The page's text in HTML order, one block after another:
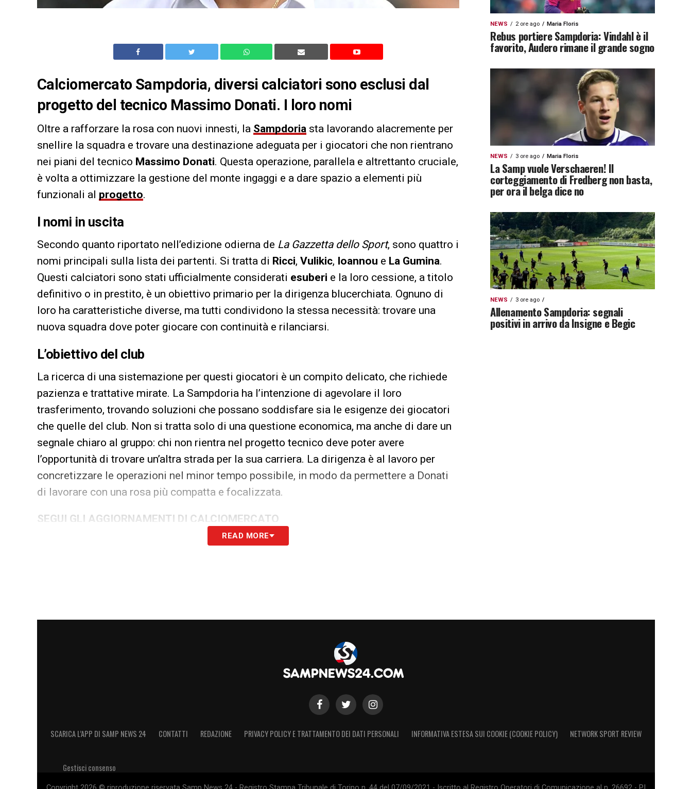
Calciomercato Sampdoria, diversi calciatori sono esclusi dal
progetto del tecnico Massimo Donati. I loro nomi
Oltre a rafforzare la rosa con nuovi innesti, la Sampdoria sta lavorando alacremente per
snellire la squadra e trovare una destinazione adeguata per i giocatori che non rientrano
nei piani del tecnico Massimo Donati. Questa operazione, parallela e altrettanto cruciale,
è volta a ottimizzare la gestione del monte ingaggi e a dare spazio a elementi più
funzionali al progetto.
I nomi in uscita
Secondo quanto riportato nell’edizione odierna de La Gazzetta dello Sport, sono quattro i
nomi principali sulla lista dei partenti. Si tratta di Ricci, Vulikic, Ioannou e La Gumina.
Questi calciatori sono stati ufficialmente considerati esuberi e la loro cessione, a titolo
definitivo o in prestito, è un obiettivo primario per la dirigenza blucerchiata. Ognuno di
loro ha caratteristiche diverse, ma tutti condividono la stessa necessità: trovare una
nuova squadra dove poter giocare con continuità e rilanciarsi.
L’obiettivo del club
La ricerca di una sistemazione per questi giocatori è un compito delicato, che richiede
pazienza e trattative mirate. La Sampdoria ha l’intenzione di agevolare il loro
trasferimento, trovando soluzioni che possano soddisfare sia le esigenze dei giocatori
che quelle del club. Non si tratta solo di una questione economica, ma anche di dare un
segnale chiaro al gruppo: chi non rientra nel progetto tecnico deve poter avere
l’opportunità di trovare un’altra strada per la sua carriera. La dirigenza è al lavoro per
concretizzare le operazioni nel minor tempo possibile, in modo da permettere a Donati
di lavorare con una rosa più compatta e focalizzata.
SEGUI GLI AGGIORNAMENTI DI CALCIOMERCATO
READ MORE
NEWS 2 ore ago Maria Floris
Rebus portiere Sampdoria: Vindahl è il
favorito, Audero rimane il grande sogno
NEWS 3 ore ago Maria Floris
La Samp vuole Verschaeren! Il
corteggiamento di Fredberg non basta,
per ora il belga dice no
NEWS 3 ore ago
Allenamento Sampdoria: segnali
positivi in arrivo da Insigne e Begic
SCARICA L’APP DI SAMP NEWS 24 CONTATTI REDAZIONE PRIVACY POLICY E TRATTAMENTO DEI DATI PERSONALI INFORMATIVA ESTESA SUI COOKIE (COOKIE POLICY) NETWORK SPORT REVIEW
Gestisci consenso